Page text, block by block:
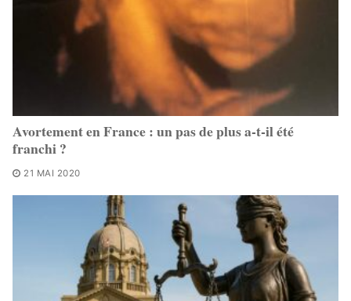
Avortement en France : un pas de plus a-t-il été
franchi ?
21 MAI 2020